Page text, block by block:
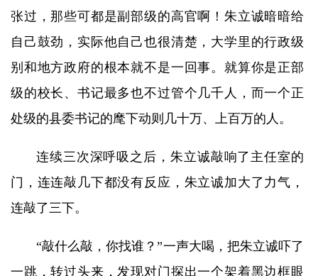
张过，那些可都是副部级的高官啊！朱立诚暗暗给
自己鼓劲，实际他自己也很清楚，大学里的行政级
别和地方政府的根本就不是一回事。就算你是正部
级的校长、书记最多也不过管个几千人，而一个正
处级的县委书记的麾下动则几十万、上百万的人。
连续三次深呼吸之后，朱立诚敲响了主任室的
门，连连敲几下都没有反应，朱立诚加大了力气，
连敲了三下。
“敲什么敲，你找谁？”一声大喝，把朱立诚吓了
一跳，转过头来，发现对门探出一个架着黑边框眼